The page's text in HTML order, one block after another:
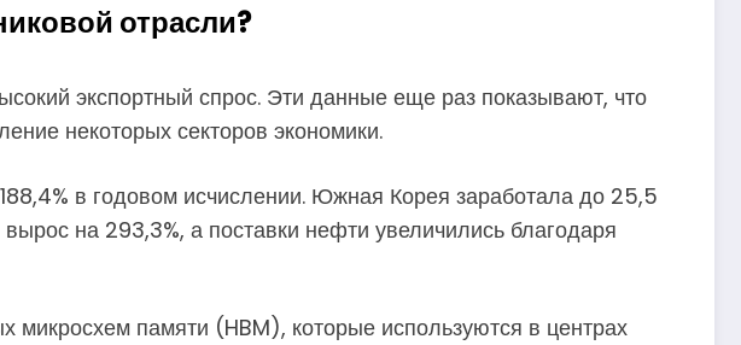
отрасли?
экспортный спрос. Эти данные еще раз показывают, что
некоторых секторов экономики.
в годовом исчислении. Южная Корея заработала до 25,5
на 293,3%, а поставки нефти увеличились благодаря
памяти (HBM), которые используются в центрах